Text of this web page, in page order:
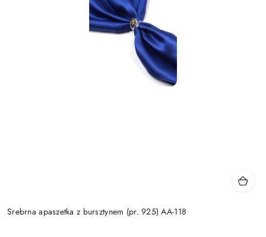
Srebrna apaszetka z bursztynem (pr. 925) AA-118